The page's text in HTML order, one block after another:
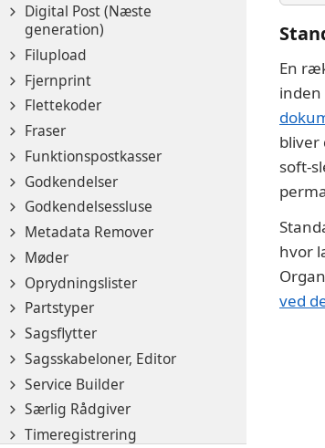
Digital Post (Næste
generation)
Filupload
Fjernprint
Flettekoder
Fraser
Funktionspostkasser
Godkendelser
Godkendelsessluse
Metadata Remover
Møder
Oprydningslister
Partstyper
Sagsflytter
Sagsskabeloner, Editor
Service Builder
Særlig Rådgiver
Timeregistrering
En
bliver
soft-
hvor
ved